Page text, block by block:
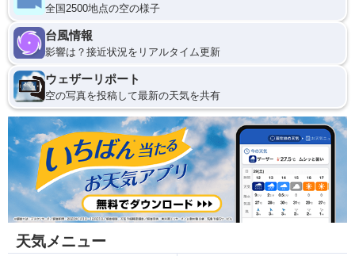
全国2500地点の空の様子
台風情報
影響は？接近状況をリアルタイム更新
ウェザーリポート
空の写真を投稿して最新の天気を共有
天気メニュー